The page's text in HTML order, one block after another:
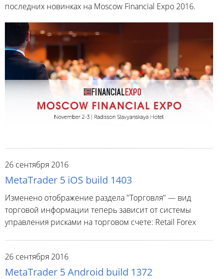
последних новинках на Moscow Financial Expo 2016.
26 сентября 2016
MetaTrader 5 iOS build 1403
Изменено отображение раздела "Торговля" — вид
торговой информации теперь зависит от системы
управления рисками на торговом счете: Retail Forex
26 сентября 2016
MetaTrader 5 Android build 1372